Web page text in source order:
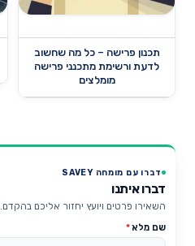
תכנון פרישה – כל מה שחשוב
לדעת ורשימת מתכנני פרישה
מומלצים
דברו עם מומחה SAVEY
דברו איתנו
השאירו פרטים ויועץ יחזור אליכם בהקדם.
שם מלא*